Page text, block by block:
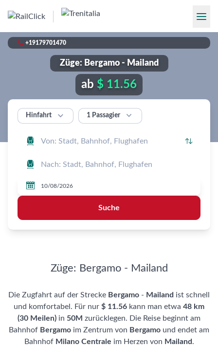
 +19179701470
Züge: Bergamo - Mailand
ab $ 11.56
Hinfahrt  1 Passagier 
 


Suche
Züge: Bergamo - Mailand
Die Zugfahrt auf der Strecke Bergamo - Mailand ist schnell
und komfortabel. Für nur $ 11.56 kann man etwa 48 km
(30 Meilen) in 50M zurücklegen. Die Reise beginnt am
Bahnhof Bergamo im Zentrum von Bergamo und endet am
Bahnhof Milano Centrale im Herzen von Mailand .